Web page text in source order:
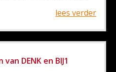
lees verder
DENK en BIJ1